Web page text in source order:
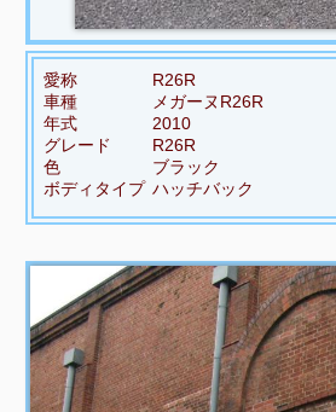
愛称
R26R
車種
メガーヌR26R
年式
2010
グレード
R26R
色
ブラック
ボディタイプ ハッチバック